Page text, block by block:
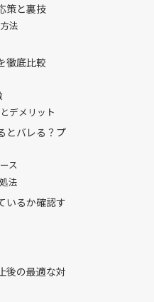
策と裏技
法
徹底比較
デメリット
とバレる？プ
ス
法
いるか確認す
後の最適な対